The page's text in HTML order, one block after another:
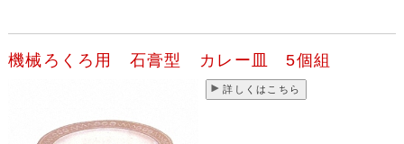
機械ろくろ用 石膏型 カレー皿 5個組
詳しくはこちら